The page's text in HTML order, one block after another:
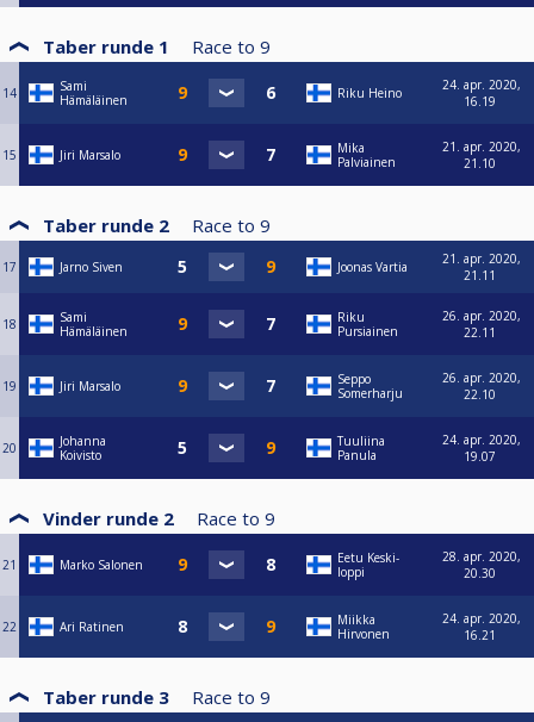
Taber runde 1 Race to 9
14
Sami
Hämäläinen
Riku Heino
24. apr. 2020,
16.19
15 Jiri Marsalo
Mika
Palviainen
21. apr. 2020,
21.10
Taber runde 2 Race to 9
17 Jarno Siven Joonas Vartia
21. apr. 2020,
21.11
18
Sami
Hämäläinen
Riku
Pursiainen
26. apr. 2020,
22.11
19 Jiri Marsalo
Seppo
Somerharju
26. apr. 2020,
22.10
20
Johanna
Koivisto
Tuuliina
Panula
24. apr. 2020,
19.07
Vinder runde 2 Race to 9
21 Marko Salonen
Eetu Keski-
loppi
28. apr. 2020,
20.30
22 Ari Ratinen
Miikka
Hirvonen
24. apr. 2020,
16.21
Taber runde 3 Race to 9